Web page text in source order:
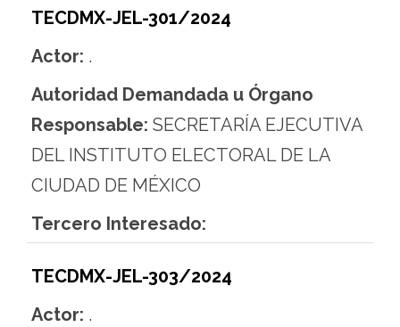
TECDMX-JEL-301/2024
Actor: .
Autoridad Demandada u Órgano
Responsable: SECRETARÍA EJECUTIVA
DEL INSTITUTO ELECTORAL DE LA
CIUDAD DE MÉXICO
Tercero Interesado:
TECDMX-JEL-303/2024
Actor: .